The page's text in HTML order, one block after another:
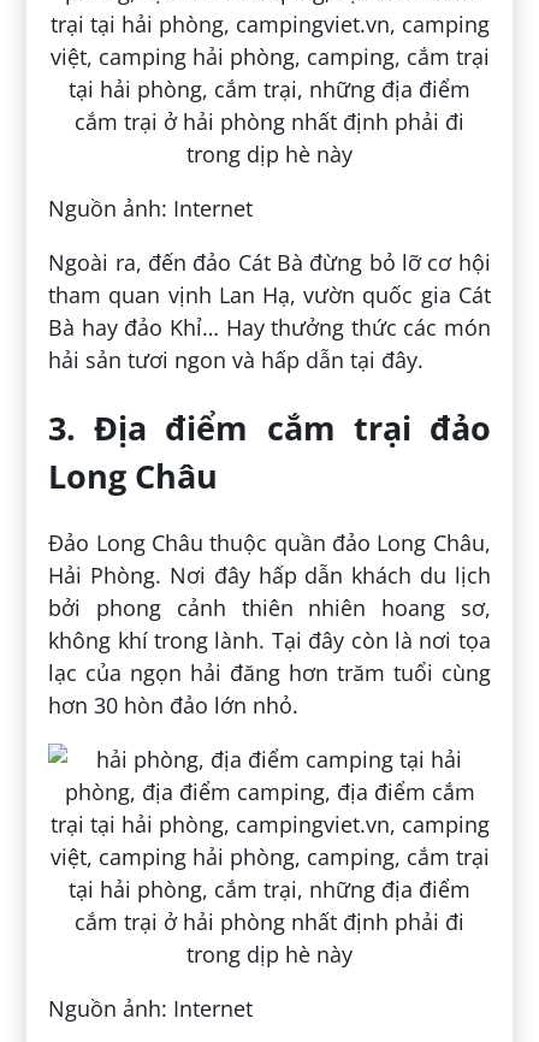
Nguồn ảnh: Internet
Ngoài ra, đến đảo Cát Bà đừng bỏ lỡ cơ hội
tham quan vịnh Lan Hạ, vườn quốc gia Cát
Bà hay đảo Khỉ… Hay thưởng thức các món
hải sản tươi ngon và hấp dẫn tại đây.
3. Địa điểm cắm trại đảo
Long Châu
Đảo Long Châu thuộc quần đảo Long Châu,
Hải Phòng. Nơi đây hấp dẫn khách du lịch
bởi phong cảnh thiên nhiên hoang sơ,
không khí trong lành. Tại đây còn là nơi tọa
lạc của ngọn hải đăng hơn trăm tuổi cùng
hơn 30 hòn đảo lớn nhỏ.
Nguồn ảnh: Internet